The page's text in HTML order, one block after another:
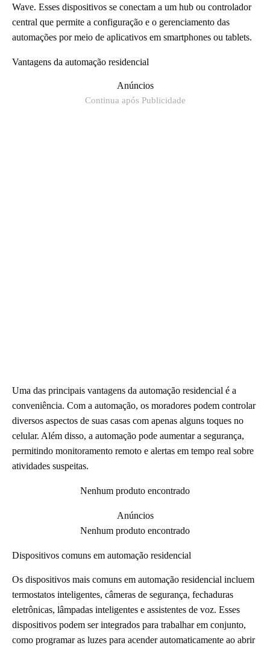
Wave. Esses dispositivos se conectam a um hub ou controlador
central que permite a configuração e o gerenciamento das
automações por meio de aplicativos em smartphones ou tablets.
Vantagens da automação residencial
Anúncios
Continua após Publicidade
Uma das principais vantagens da automação residencial é a
conveniência. Com a automação, os moradores podem controlar
diversos aspectos de suas casas com apenas alguns toques no
celular. Além disso, a automação pode aumentar a segurança,
permitindo monitoramento remoto e alertas em tempo real sobre
atividades suspeitas.
Nenhum produto encontrado
Anúncios
Nenhum produto encontrado
Dispositivos comuns em automação residencial
Os dispositivos mais comuns em automação residencial incluem
termostatos inteligentes, câmeras de segurança, fechaduras
eletrônicas, lâmpadas inteligentes e assistentes de voz. Esses
dispositivos podem ser integrados para trabalhar em conjunto,
como programar as luzes para acender automaticamente ao abrir